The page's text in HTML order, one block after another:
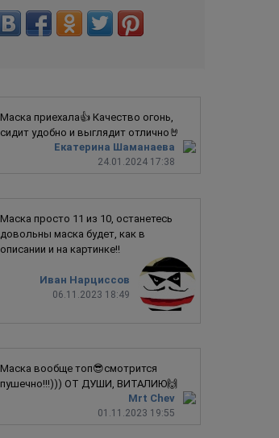
Екатерина Шаманаева
24.01.2024 17:38
Маска приехала👍 Качество огонь,
сидит удобно и выглядит отлично🤘
Иван Нарциссов
06.11.2023 18:49
Маска просто 11 из 10, останетесь
довольны маска будет, как в
описании и на картинке!!
Mrt Chev
01.11.2023 19:55
Маска вообще топ😎смотрится
пушечно!!!))) ОТ ДУШИ, ВИТАЛИЮ🙌